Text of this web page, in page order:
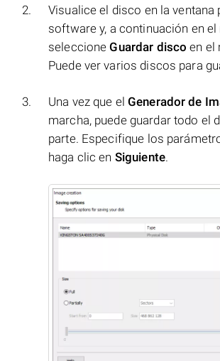
Visualice el disco en la ventana
software y, a continuación en
seleccioneGuardar disco en el
Puede ver varios discos para
Una vez que el Generador de
marcha, puede guardar todo el
parte. Especifique los
haga clic en Siguiente.